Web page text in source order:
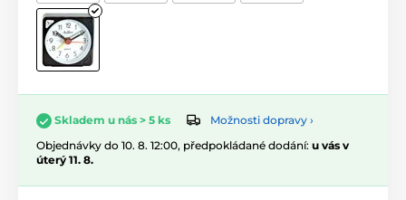
Skladem u nás > 5 ks
Možnosti dopravy ›
Objednávky do 10. 8. 12:00, předpokládané dodání: u vás v
úterý 11. 8.